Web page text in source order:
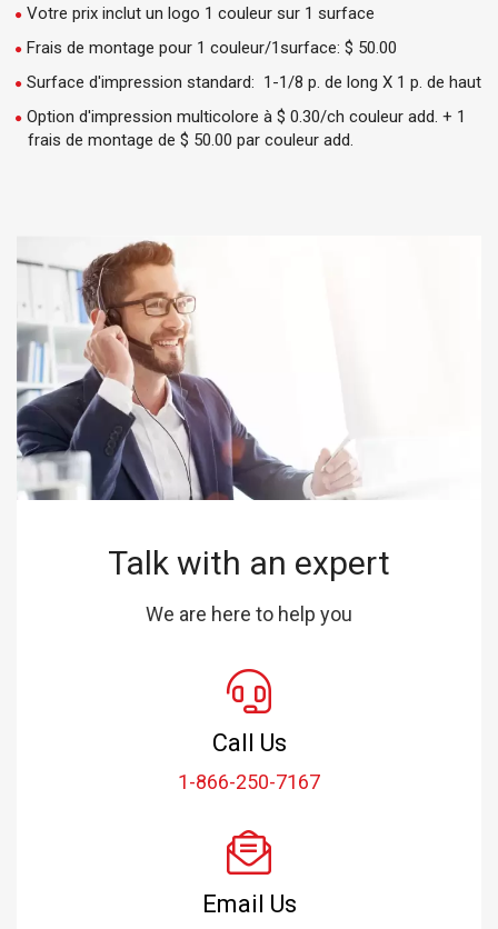
Votre prix inclut un logo 1 couleur sur 1 surface
Frais de montage pour 1 couleur/1surface: $ 50.00
Surface d'impression standard: 1-1/8 p. de long X 1 p. de haut
Option d'impression multicolore à $ 0.30/ch couleur add. + 1
frais de montage de $ 50.00 par couleur add.
Talk with an expert
We are here to help you
Call Us
1-866-250-7167
Email Us